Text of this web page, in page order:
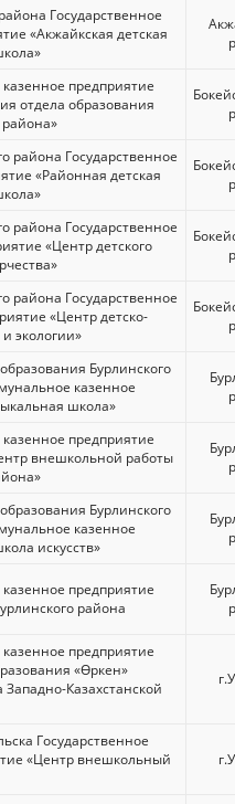
Государственное
«Акжайкская детская
предприятие
отдела образования
района Государственное
«Районная детская
района Государственное
«Центр детского
района Государственное
«Центр детско-
экологии»
Бурлинского
казенное
школа»
предприятие
внешкольной работы
Бурлинского
казенное
искусств»
предприятие
района
предприятие
«Өркен»
Казахстанской
Государственное
«Центр внешкольный